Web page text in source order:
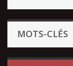
MOTS-CLÉS